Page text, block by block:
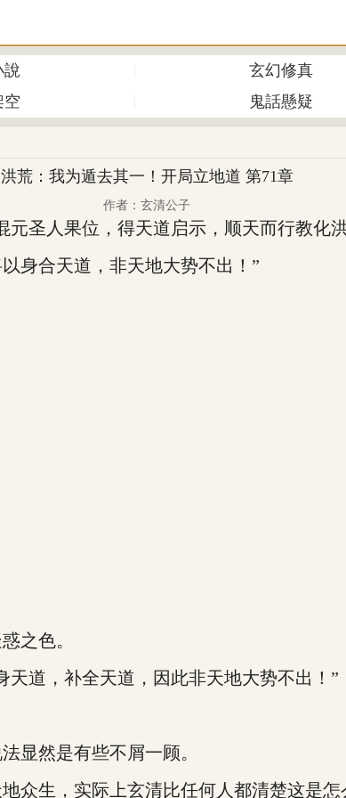
說 玄幻修真
空 鬼話懸疑
洪荒：我为遁去其一！开局立地道 第71章
作者：玄清公子
圣人果位，得天道启示，顺天而行教化洪
身合天道，非天地大势不出！”
之色。
道，补全天道，因此非天地大势不出！”
显然是有些不屑一顾。
众生，实际上玄清比任何人都清楚这是怎